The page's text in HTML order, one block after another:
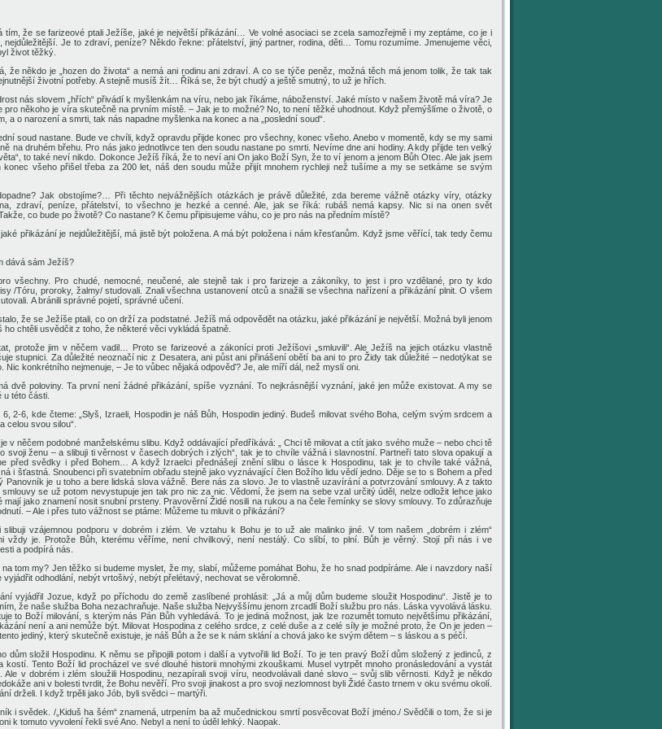
tím, že se farizeové ptali Ježíše, jaké je největší přikázání… Ve volné asociaci se zcela samozřejmě i my zeptáme, co je i
nejdůležitější. Je to zdraví, peníze? Někdo řekne: přátelství, jiný partner, rodina, děti… Tomu rozumíme. Jmenujeme věci,
život těžký.
že někdo je „hozen do života“ a nemá ani rodinu ani zdraví. A co se týče peněz, možná těch má jenom tolik, že tak tak
životní potřeby. A stejně musíš žít… Říká se, že být chudý a ještě smutný, to už je hřích.
nás slovem „hřích“ přivádí k myšlenkám na víru, nebo jak říkáme, náboženství. Jaké místo v našem životě má víra? Je
pro někoho je víra skutečně na prvním místě. – Jak je to možné? No, to není těžké uhodnout. Když přemýšlíme o životě, o
a o narození a smrti, tak nás napadne myšlenka na konec a na „poslední soud“.
soud nastane. Bude ve chvíli, když opravdu přijde konec pro všechny, konec všeho. Anebo v momentě, kdy se my sami
na druhém břehu. Pro nás jako jednotlivce ten den soudu nastane po smrti. Nevíme dne ani hodiny. A kdy přijde ten velký
to také neví nikdo. Dokonce Ježíš říká, že to neví ani On jako Boží Syn, že to ví jenom a jenom Bůh Otec. Ale jak jsem
konec všeho přišel třeba za 200 let, náš den soudu může přijít mnohem rychleji než tušíme a my se setkáme se svým
Jak obstojíme?… Při těchto nejvážnějších otázkách je právě důležité, zda bereme vážně otázky víry, otázky
zdraví, peníze, přátelství, to všechno je hezké a cenné. Ale, jak se říká: rubáš nemá kapsy. Nic si na onen svět
co bude po životě? Co nastane? K čemu připisujeme váhu, co je pro nás na předním místě?
přikázání je nejdůležitější, má jistě být položena. A má být položena i nám křesťanům. Když jsme věřící, tak tedy čemu
dává sám Ježíš?
všechny. Pro chudé, nemocné, neučené, ale stejně tak i pro farizeje a zákoníky, to jest i pro vzdělané, pro ty kdo
/Tóru, proroky, žalmy/ studovali. Znali všechna ustanovení otců a snažili se všechna nařízení a přikázání plnit. O všem
A bránili správné pojetí, správné učení.
že se Ježíše ptali, co on drží za podstatné. Ježíš má odpovědět na otázku, jaké přikázání je největší. Možná byli jenom
ho chtěli usvědčit z toho, že některé věci vykládá špatně.
protože jim v něčem vadil… Proto se farizeové a zákoníci proti Ježíšovi „smluvili“. Ale Ježíš na jejich otázku vlastně
stupnici. Za důležité neoznačí nic z Desatera, ani půst ani přinášení obětí ba ani to pro Židy tak důležité – nedotýkat se
Nic konkrétního nejmenuje, – Je to vůbec nějaká odpověď? Je, ale míří dál, než myslí oni.
dvě poloviny. Ta první není žádné přikázání, spíše vyznání. To nejkrásnější vyznání, jaké jen může existovat. A my se
této části.
2-6, kde čteme: „Slyš, Izraeli, Hospodin je náš Bůh, Hospodin jediný. Budeš milovat svého Boha, celým svým srdcem a
celou svou silou“.
v něčem podobné manželskému slibu. Když oddávající předříkává: „ Chci tě milovat a ctít jako svého muže – nebo chci tě
svoji ženu – a slibuji ti věrnost v časech dobrých i zlých“, tak je to chvíle vážná i slavnostní. Partneři tato slova opakují a
před svědky i před Bohem… A když Izraelci přednášejí znění slibu o lásce k Hospodinu, tak je to chvíle také vážná,
i šťastná. Snoubenci při svatebním obřadu stejně jako vyznávající člen Božího lidu vědí jedno. Děje se to s Bohem a před
Panovník je u toho a bere lidská slova vážně. Bere nás za slovo. Je to vlastně uzavírání a potvrzování smlouvy. A z takto
se už potom nevystupuje jen tak pro nic za nic. Vědomí, že jsem na sebe vzal určitý úděl, nelze odložit lehce jako
mají jako znamení nosit snubní prsteny. Pravověrní Židé nosili na rukou a na čele řemínky se slovy smlouvy. To zdůrazňuje
– Ale i přes tuto vážnost se ptáme: Můžeme tu mluvit o přikázání?
vzájemnou podporu v dobrém i zlém. Ve vztahu k Bohu je to už ale malinko jiné. V tom našem „dobrém i zlém“
vždy je. Protože Bůh, kterému věříme, není chvilkový, není nestálý. Co slíbí, to plní. Bůh je věrný. Stojí při nás i ve
a podpírá nás.
na tom my? Jen těžko si budeme myslet, že my, slabí, můžeme pomáhat Bohu, že ho snad podpíráme. Ale i navzdory naší
vyjádřit odhodlání, nebýt vrtošivý, nebýt přelétavý, nechovat se věrolomně.
vyjádřil Jozue, když po příchodu do země zaslíbené prohlásil: „Já a můj dům budeme sloužit Hospodinu“. Jistě je to
že naše služba Boha nezachraňuje. Naše služba Nejvyššímu jenom zrcadlí Boží službu pro nás. Láska vyvolává lásku.
to Boží milování, s kterým nás Pán Bůh vyhledává. To je jediná možnost, jak lze rozumět tomuto největšímu přikázání,
není a ani nemůže být. Milovat Hospodina z celého srdce, z celé duše a z celé síly je možné proto, že On je jeden –
jediný, který skutečně existuje, je náš Bůh a že se k nám sklání a chová jako ke svým dětem – s láskou a s péčí.
dům složil Hospodinu. K němu se připojili potom i další a vytvořili lid Boží. To je ten pravý Boží dům složený z jedinců, z
kostí. Tento Boží lid procházel ve své dlouhé historii mnohými zkouškami. Musel vytrpět mnoho pronásledování a vystát
Ale v dobrém i zlém sloužili Hospodinu, nezapírali svoji víru, neodvolávali dané slovo – svůj slib věrnosti. Když je někdo
ani v bolesti tvrdit, že Bohu nevěří. Pro svoji jinakost a pro svoji nezlomnost byli Židé často trnem v oku svému okolí.
drželi. I když trpěli jako Jób, byli svědci – martýři.
i svědek. /„Kiduš ha šém“ znamená, utrpením ba až mučednickou smrtí posvěcovat Boží jméno./ Svědčili o tom, že si je
k tomuto vyvolení řekli své Ano. Nebyl a není to úděl lehký. Naopak.